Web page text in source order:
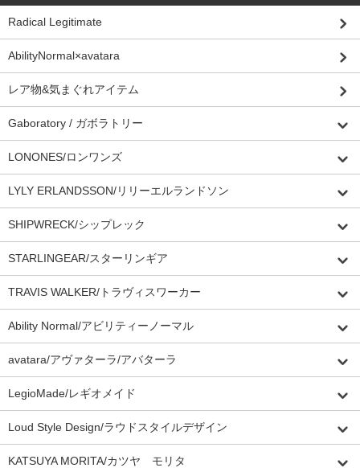
Radical Legitimate
AbilityNormal×avatara
レア物&気まぐれアイテム
Gaboratory / ガボラトリー
LONONES/ロンワンズ
LYLY ERLANDSSON/リリーエルランドソン
SHIPWRECK/シップレック
STARLINGEAR/スターリンギア
TRAVIS WALKER/トラヴィスワーカー
Ability Normal/アビリティーノーマル
avatara/アヴァターラ/アバターラ
LegioMade/レギオメイド
Loud Style Design/ラウドスタイルデザイン
KATSUYA MORITA/カツヤ モリタ